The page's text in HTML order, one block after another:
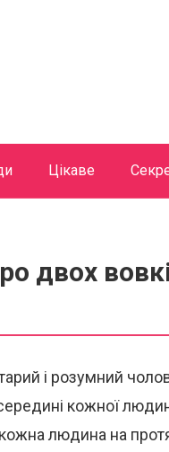
Цікаве
двох
і розумний
кожної
людина на